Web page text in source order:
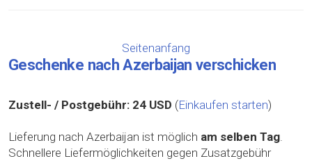
Seitenanfang
Geschenke nach Azerbaijan verschicken
Zustell- / Postgebühr: 24 USD (Einkaufen starten)
Lieferung nach Azerbaijan ist möglich am selben Tag.
Schnellere Liefermöglichkeiten gegen Zusatzgebühr